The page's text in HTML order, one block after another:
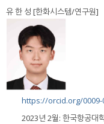
유 한 성 [한화시스템/연구원]
https://orcid.org/0009-
2023년 2월: 한국항공대